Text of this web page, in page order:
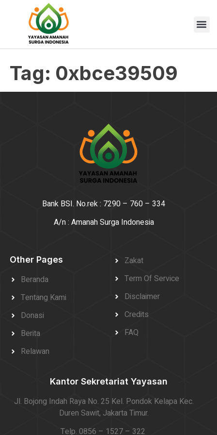
Tag: 0xbce39509
Bank BSI. No.rek : 7290 – 760 – 334
A/n : Amanah Surga Indonesia
Other Pages
Beranda
Tentang Kami
Donasi
Berita
Relawan
Zakat
Term Of Service
Disclaimer
Credits
FAQ
Kantor Sekretariat Yayasan
Jl. Bojong Indah Raya No. 25 Kel. Pondok Kelapa Kec.
Duren Sawit, Jakarta Timur.
Telp. 0856 – 1527 – 322